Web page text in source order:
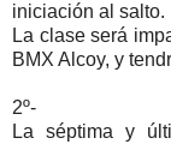
iniciación al salto.
La clase será
BMX Alcoy, y
2º-
La séptima y